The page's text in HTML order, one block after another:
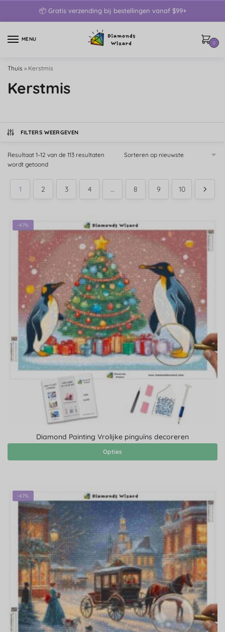
📦 Gratis verzending bij bestellingen vanaf $99+
MENU
0
Thuis » Kerstmis
Kerstmis
FILTERS WEERGEVEN
Resultaat 1–12 van de 113 resultaten
wordt getoond
1 2 3 4 … 8 9 10
-47%
Diamond Painting Vrolijke pinguïns decoreren
Opties
-47%